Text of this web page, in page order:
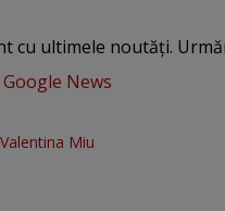
cu ultimele noutăți.
Google News
Valentina Miu